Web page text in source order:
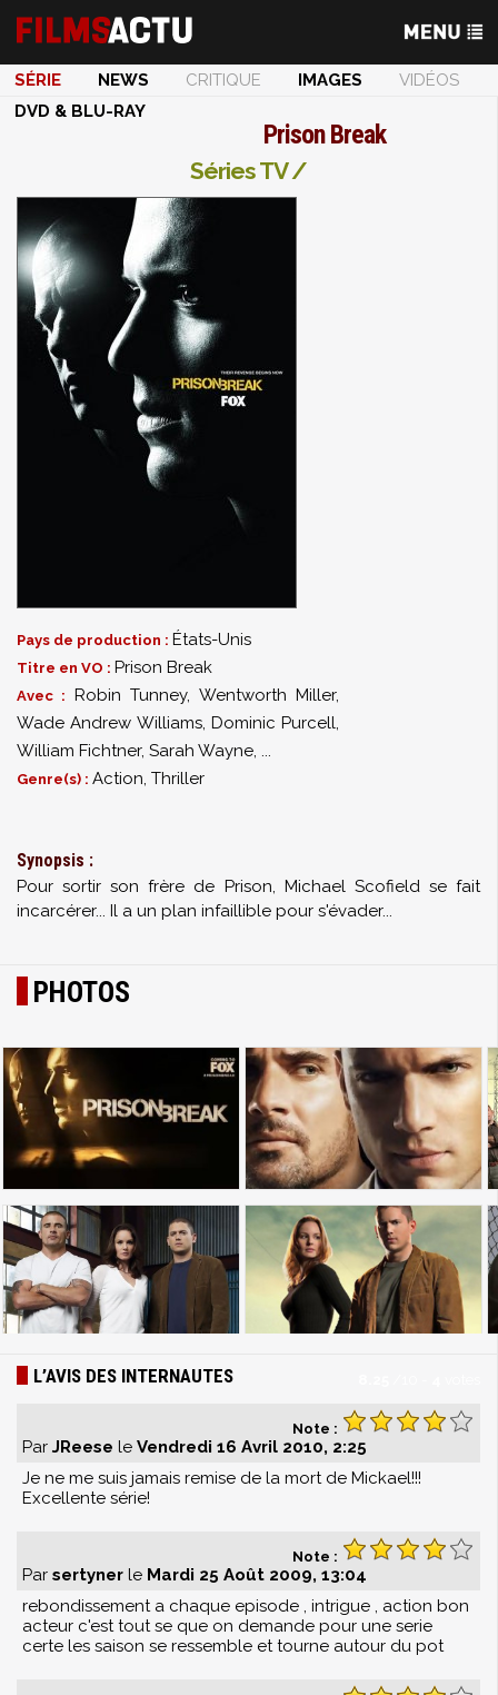
SÉRIE NEWS CRITIQUE IMAGES
VIDÉOS
DVD & BLU-RAY
Prison Break
Séries TV /
Pays de production : États-Unis
Titre en VO : Prison Break
Avec : Robin Tunney, Wentworth Miller,
Wade Andrew Williams, Dominic Purcell,
William Fichtner, Sarah Wayne, ...
Genre(s) : Action, Thriller
Synopsis :
Pour sortir son frère de Prison, Michael Scofield se fait
incarcérer... Il a un plan infaillible pour s'évader...
PHOTOS
L’AVIS DES INTERNAUTES
Note :
Par JReese le Vendredi 16 Avril 2010, 2:25
Je ne me suis jamais remise de la mort de Mickael!!!
Excellente série!
Note :
Par sertyner le Mardi 25 Août 2009, 13:04
rebondissement a chaque episode , intrigue , action bon
acteur c'est tout se que on demande pour une serie
certe les saison se ressemble et tourne autour du pot